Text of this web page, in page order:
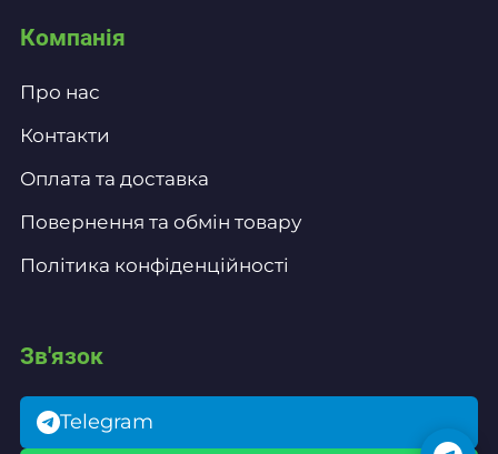
Компанія
Про нас
Контакти
Оплата та доставка
Повернення та обмін товару
Політика конфіденційності
Зв'язок
Telegram